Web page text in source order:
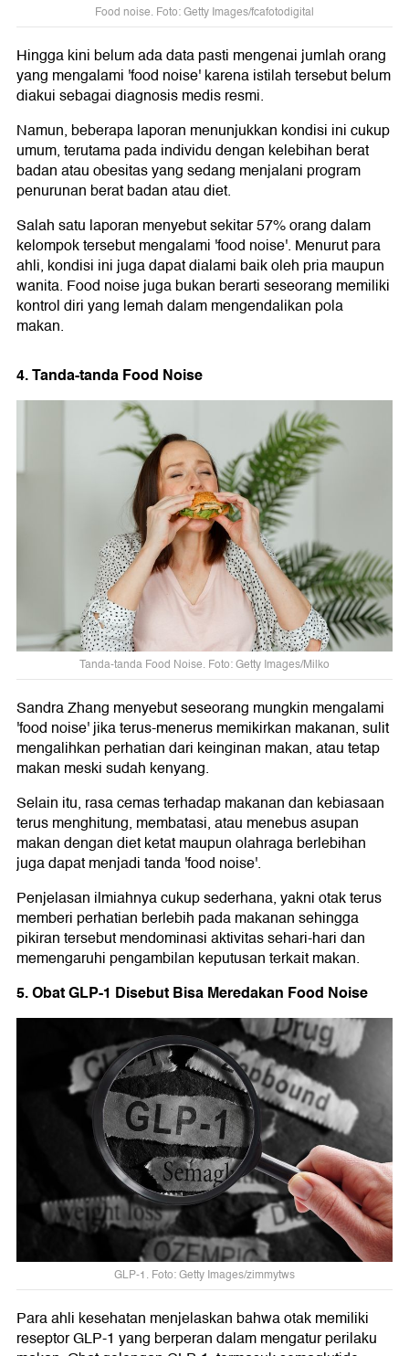
Food noise. Foto: Getty Images/fcafotodigital
Hingga kini belum ada data pasti mengenai jumlah orang
yang mengalami 'food noise' karena istilah tersebut belum
diakui sebagai diagnosis medis resmi.
Namun, beberapa laporan menunjukkan kondisi ini cukup
umum, terutama pada individu dengan kelebihan berat
badan atau obesitas yang sedang menjalani program
penurunan berat badan atau diet.
Salah satu laporan menyebut sekitar 57% orang dalam
kelompok tersebut mengalami 'food noise'. Menurut para
ahli, kondisi ini juga dapat dialami baik oleh pria maupun
wanita. Food noise juga bukan berarti seseorang memiliki
kontrol diri yang lemah dalam mengendalikan pola
makan.
4. Tanda-tanda Food Noise
Tanda-tanda Food Noise. Foto: Getty Images/Milko
Sandra Zhang menyebut seseorang mungkin mengalami
'food noise' jika terus-menerus memikirkan makanan, sulit
mengalihkan perhatian dari keinginan makan, atau tetap
makan meski sudah kenyang.
Selain itu, rasa cemas terhadap makanan dan kebiasaan
terus menghitung, membatasi, atau menebus asupan
makan dengan diet ketat maupun olahraga berlebihan
juga dapat menjadi tanda 'food noise'.
Penjelasan ilmiahnya cukup sederhana, yakni otak terus
memberi perhatian berlebih pada makanan sehingga
pikiran tersebut mendominasi aktivitas sehari-hari dan
memengaruhi pengambilan keputusan terkait makan.
5. Obat GLP-1 Disebut Bisa Meredakan Food Noise
GLP-1. Foto: Getty Images/zimmytws
Para ahli kesehatan menjelaskan bahwa otak memiliki
reseptor GLP-1 yang berperan dalam mengatur perilaku